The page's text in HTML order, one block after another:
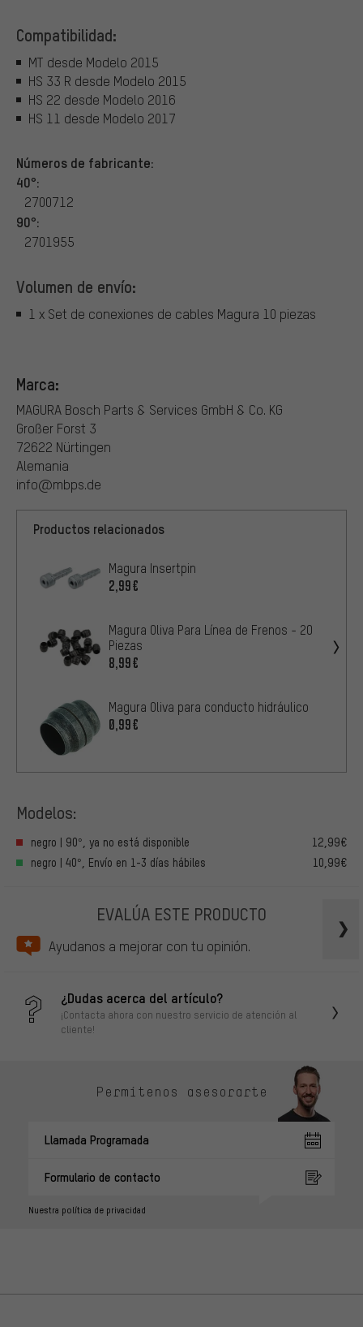
Compatibilidad:
MT desde Modelo 2015
HS 33 R desde Modelo 2015
HS 22 desde Modelo 2016
HS 11 desde Modelo 2017
Números de fabricante:
40°:
2700712
90°:
2701955
Volumen de envío:
1 x Set de conexiones de cables Magura 10 piezas
Marca:
MAGURA Bosch Parts & Services GmbH & Co. KG
Großer Forst 3
72622 Nürtingen
Alemania
info@mbps.de
Productos relacionados
Magura Insertpin
2,99€
Magura Oliva Para Línea de Frenos - 20
Piezas
8,99€
Magura Oliva para conducto hidráulico
0,99€
Modelos:
negro | 90°, ya no está disponible
12,99€
negro | 40°, Envío en 1-3 días hábiles
10,99€
EVALÚA ESTE PRODUCTO
Ayudanos a mejorar con tu opinión.
¿Dudas acerca del artículo?
¡Contacta ahora con nuestro servicio de atención al
cliente!
Permítenos asesorarte
Llamada Programada
Formulario de contacto
Nuestra política de privacidad